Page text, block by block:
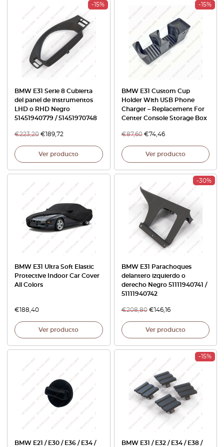
-15%
BMW E31 Serie 8 Cubierta
del panel de instrumentos
LHD o RHD Negro
51451940779 / 51451970748
€223,20 €189,72
Ver producto
-15%
BMW E31 Custom Cup
Holder With USB Phone
Charger – Replacement For
Center Console Storage Box
€87,60 €74,46
Ver producto
BMW E31 Ultra Soft Elastic
Protective Indoor Car Cover
All Colors
€188,40
Ver producto
-30%
BMW E31 Parachoques
delantero izquierdo o
derecho Negro 51111940741 /
51111940742
€208,80 €146,16
Ver producto
BMW E21 / E30 / E36 / E34 /
-15%
BMW E31 / E32 / E34 / E38 /